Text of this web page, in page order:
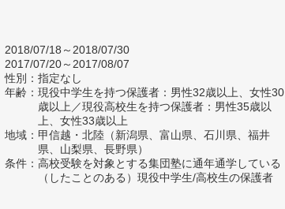
2018/07/18～2018/07/30
2017/07/20～2017/08/07
性別：指定なし
年齢：現役中学生を持つ保護者：男性32歳以上、女性30
歳以上／現役高校生を持つ保護者：男性35歳以
上、女性33歳以上
地域：甲信越・北陸（新潟県、富山県、石川県、福井
県、山梨県、長野県）
条件：高校受験を対象とする集団塾に通年通学している
（したことのある）現役中学生/高校生の保護者